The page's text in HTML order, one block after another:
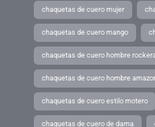
chaquetas de cuero mujer
chaquetas de cuero mango
chaquetas de cuero hombre
chaquetas de cuero hombre
chaquetas de cuero estilo motero
chaquetas de cuero de dama